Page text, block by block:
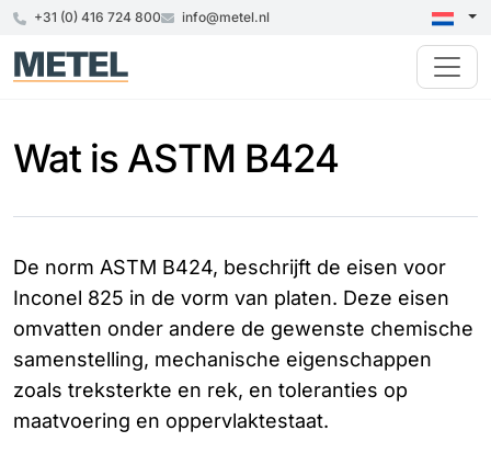
+31 (0) 416 724 800 info@metel.nl
Wat is ASTM B424
De norm ASTM B424, beschrijft de eisen voor
Inconel 825 in de vorm van platen. Deze eisen
omvatten onder andere de gewenste chemische
samenstelling, mechanische eigenschappen
zoals treksterkte en rek, en toleranties op
maatvoering en oppervlaktestaat.